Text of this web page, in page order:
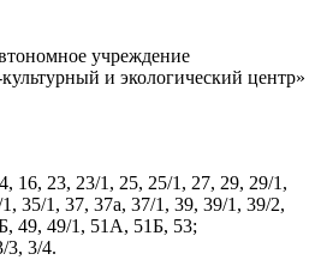
учреждение
и экологический центр»
16, 23, 23/1, 25, 25/1, 27, 29, 29/1,
35/1, 37, 37а, 37/1, 39, 39/1, 39/2,
49, 49/1, 51А, 51Б, 53;
3, 3/4.